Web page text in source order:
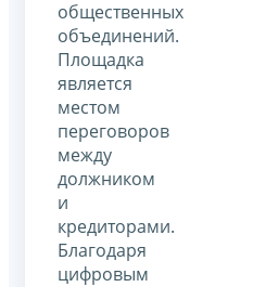
общественных
объединений.
Площадка
является
местом
переговоров
между
должником
и
кредиторами.
Благодаря
цифровым